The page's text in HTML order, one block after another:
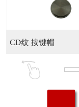
CNC防水接头 铜